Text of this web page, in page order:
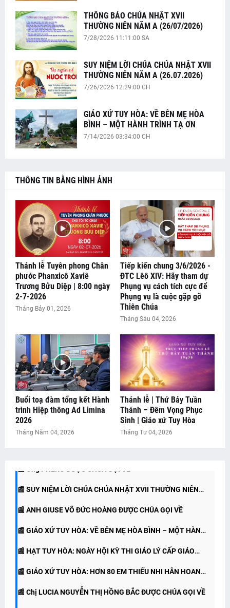
THÔNG BÁO CHÚA NHẬT XVII
THƯỜNG NIÊN NĂM A (26/07/2026)
7/28/2026 11:11:00 SA
SUY NIỆM LỜI CHÚA CHÚA NHẬT XVII
THƯỜNG NIÊN NĂM A (26.07.2026)
7/26/2026 12:29:00 CH
GIÁO XỨ TUY HÒA: VỀ BÊN MẸ HÒA
BÌNH – MỘT HÀNH TRÌNH TẠ ƠN
7/14/2026 03:34:00 CH
THÔNG TIN BẰNG HÌNH ẢNH
Thánh lễ Tuyên phong Chân
phước Phanxicô Xaviê
Trương Bửu Diệp | 8:00 ngày
2-7-2026
Tháng Bảy 01, 2026
Tiếp kiến chung 3/6/2026 -
ĐTC Lêô XIV: Hãy tham dự
Phụng vụ cách tích cực để
Phụng vụ là cuộc gặp gỡ
Thiên Chúa
Tháng Sáu 04, 2026
Buổi toạ đàm tổng kết Hành
trình Hiệp thông Ad Limina
2026
Tháng Năm 04, 2026
Thánh lễ | Thứ Bảy Tuần
Thánh – Đêm Vọng Phục
Sinh | Giáo xứ Tuy Hòa
Tháng Tư 04, 2026
📰 THÔNG BÁO CHÚA NHẬT XVIII THƯỜNG NIÊN NĂM A
📰 SUY NIỆM LỜI CHÚA CHÚA NHẬT XVIII THƯỜNG NIÊN
📰 SUY NIỆM LỜI CHÚA CHÚA NHẬT XVII THƯỜNG NIÊN
NĂM A (26.07.2026)
📰 ANH GIUSE VÕ ĐỨC HOÀNG ĐƯỢC CHÚA GỌI VỀ
📰 GIÁO XỨ TUY HÒA: VỀ BÊN MẸ HÒA BÌNH – MỘT HÀNH
TRÌNH TẠ ƠN
📰 HẠT TUY HÒA: NGÀY HỘI KỲ THI GIÁO LÝ CẤP GIÁO
HẠT
📰 GIÁO XỨ TUY HÒA: HƠN 80 EM THIẾU NHI HÂN HOAN
RƯỚC LỄ LẦN ĐẦU
📰 Chị LUCIA NGUYỄN THỊ HỒNG BẮC ĐƯỢC CHÚA GỌI VỀ